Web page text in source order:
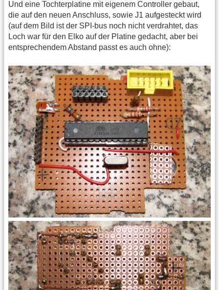
Und eine Tochterplatine mit eigenem Controller gebaut,
die auf den neuen Anschluss, sowie J1 aufgesteckt wird
(auf dem Bild ist der SPI-bus noch nicht verdrahtet, das
Loch war für den Elko auf der Platine gedacht, aber bei
entsprechendem Abstand passt es auch ohne):